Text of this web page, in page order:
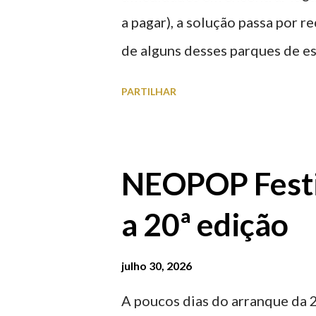
a pagar), a solução passa por
de alguns desses parques de
Parque da Estação Viana
20:00 (DIAS ÚTEIS)
PARTILHAR
NEOPOP
a 20ª edição
julho 30, 2026
A poucos dias do arranque da